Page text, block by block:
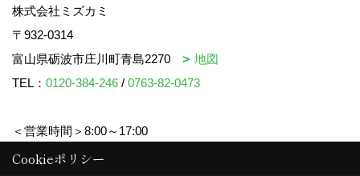
株式会社ミズカミ
〒932-0314
富山県砺波市庄川町青島2270
地図
TEL： 0120-384-246 / 0763-82-0473
＜営業時間＞8:00～17:00
＜定休日＞水曜日・祝日
Cookieポリシー